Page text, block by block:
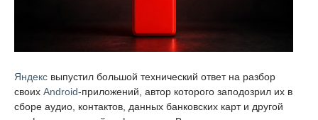
Яндекс выпустил большой технический ответ на разбор
своих Android-приложений, автор которого заподозрил их в
сборе аудио, контактов, данных банковских карт и другой